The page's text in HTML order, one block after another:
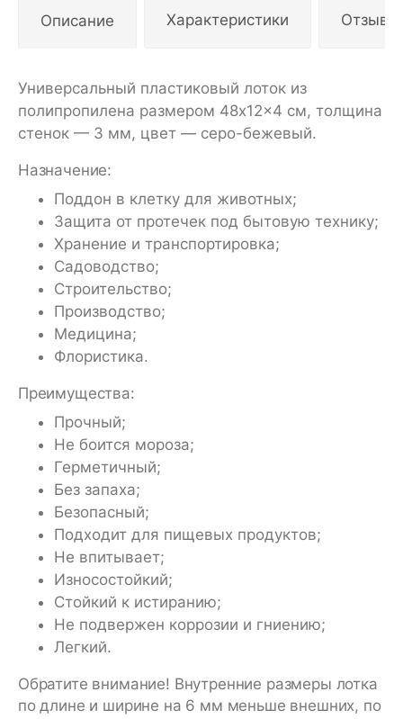
Описание Характеристики
Универсальный пластиковый лоток из
полипропилена размером 48x12x4 см, толщина
стенок — 3 мм, цвет — серо-бежевый.
Назначение:
Поддон в клетку для животных;
Защита от протечек под бытовую технику;
Хранение и транспортировка;
Садоводство;
Строительство;
Производство;
Медицина;
Флористика.
Преимущества:
Прочный;
Не боится мороза;
Герметичный;
Без запаха;
Безопасный;
Подходит для пищевых продуктов;
Не впитывает;
Износостойкий;
Стойкий к истиранию;
Не подвержен коррозии и гниению;
Легкий.
Обратите внимание! Внутренние размеры лотка
по длине и ширине на 6 мм меньше внешних, по